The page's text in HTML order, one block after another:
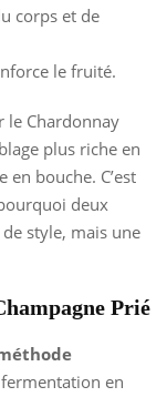
corps et de
le fruité.
le Chardonnay
plus riche en
bouche. C’est
deux
style, mais une
Prié
en